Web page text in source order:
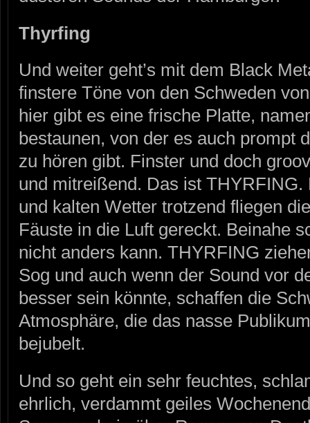
Thyrfing
Und weiter geht’s mit dem Black
finstere Töne von den Schweden
hier gibt es eine frische Platte,
bestaunen, von der es auch prompt
zu hören gibt. Finster und doch
und mitreißend. Das ist
und kalten Wetter trotzend fliegen
Fäuste in die Luft gereckt. Beinahe
nicht anders kann. THYRFING
Sog und auch wenn der Sound vor
besser sein könnte, schaffen die
Atmosphäre, die das nasse
bejubelt.
Und so geht ein sehr feuchtes,
ehrlich, verdammt geiles